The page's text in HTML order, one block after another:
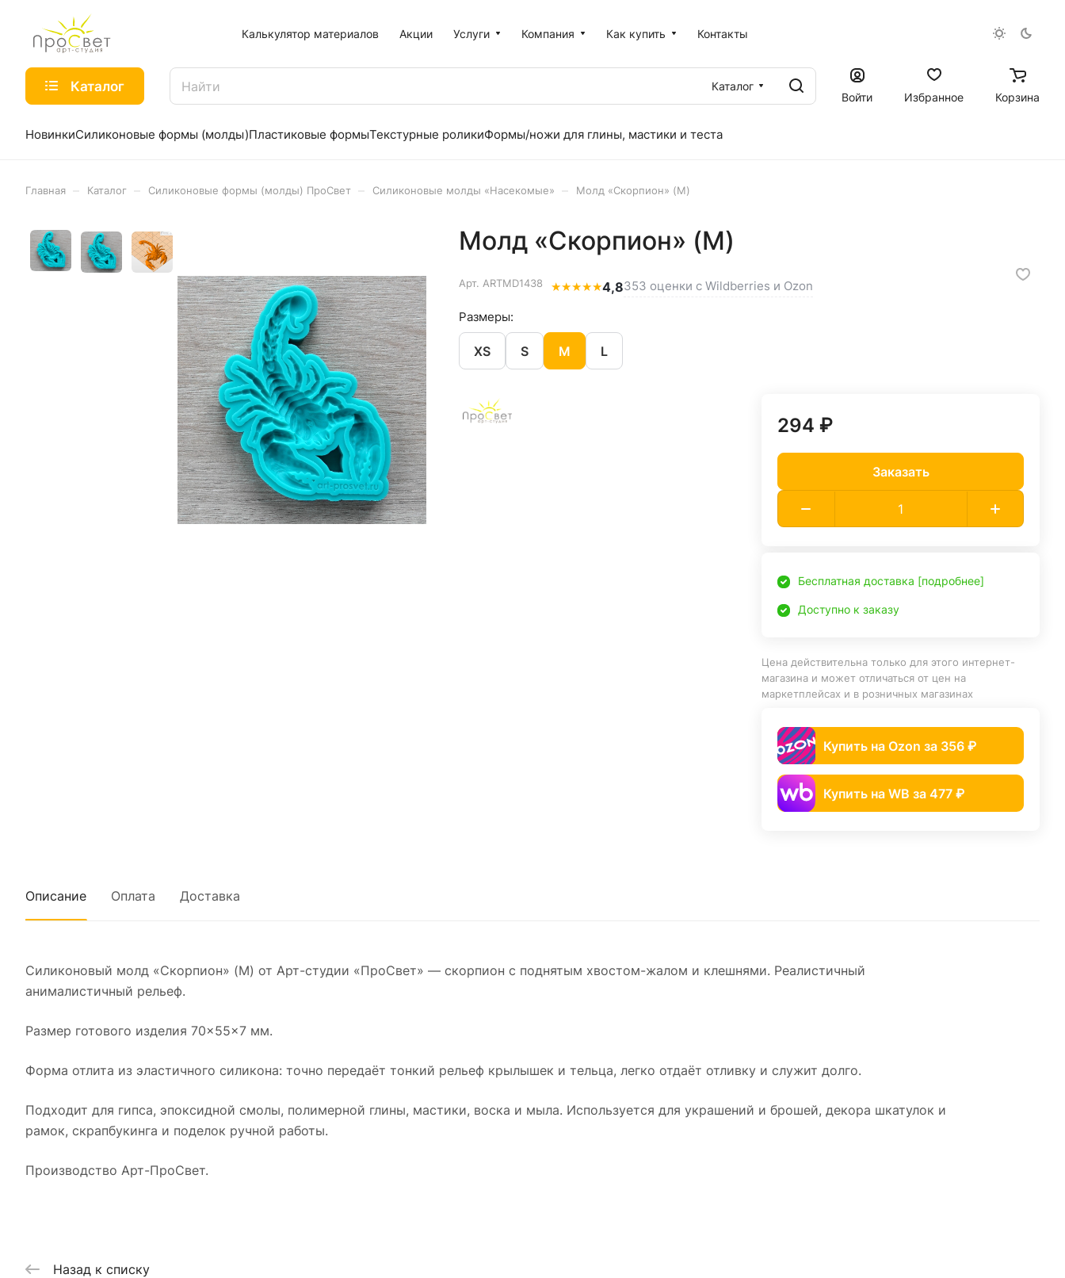
Калькулятор материалов Акции Услуги Компания Как купить Контакты
Каталог
Каталог
Войти
Избранное Корзина
НовинкиСиликоновые формы (молды)Пластиковые формыТекстурные роликиФормы/ножи для глины, мастики и теста
Главная Каталог Силиконовые формы (молды) ПроСвет Силиконовые молды «Насекомые» Молд «Скорпион» (M)
Молд «Скорпион» (M)
Арт. ARTMD1438 ★★★★★4,8353 оценки с Wildberries и Ozon
Размеры:
XS S M L
294 ₽
Заказать
Бесплатная доставка [подробнее]
Доступно к заказу
Цена действительна только для этого интернет-
магазина и может отличаться от цен на
маркетплейсах и в розничных магазинах
Купить на Ozon за 356 ₽
Купить на WB за 477 ₽
Описание Оплата Доставка
Силиконовый молд «Скорпион» (M) от Арт-студии «ПроСвет» — скорпион с поднятым хвостом-жалом и клешнями. Реалистичный
анималистичный рельеф.
Размер готового изделия 70×55×7 мм.
Форма отлита из эластичного силикона: точно передаёт тонкий рельеф крылышек и тельца, легко отдаёт отливку и служит долго.
Подходит для гипса, эпоксидной смолы, полимерной глины, мастики, воска и мыла. Используется для украшений и брошей, декора шкатулок и
рамок, скрапбукинга и поделок ручной работы.
Производство Арт-ПроСвет.
Назад к списку